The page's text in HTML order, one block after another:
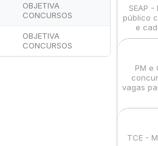
OBJETIVA
CONCURSOS
OBJETIVA
CONCURSOS
SEAP
público
e
PM e
vagas
TCE -